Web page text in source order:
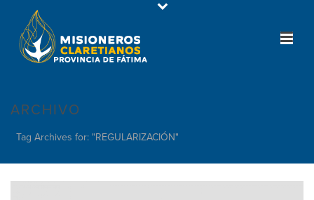
ARCHIVO
Tag Archives for: "REGULARIZACIÓN"